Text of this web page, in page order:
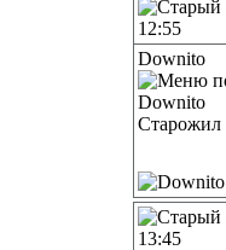
12:55
Downito
Старожил
13:45